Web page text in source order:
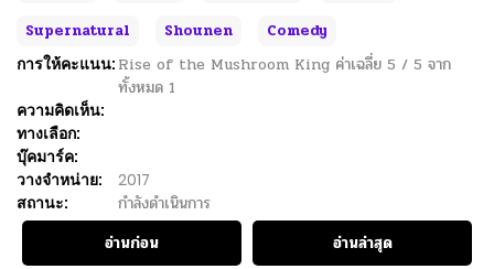
Supernatural
Shounen
Comedy
การให้คะแนน: Rise of the Mushroom King ค่าเฉลี่ย 5 / 5 จาก
ทั้งหมด 1
ความคิดเห็น:
ทางเลือก:
บุ๊คมาร์ค:
วางจำหน่าย:
2017
สถานะ:
กำลังดำเนินการ
อ่านก่อน
อ่านล่าสุด